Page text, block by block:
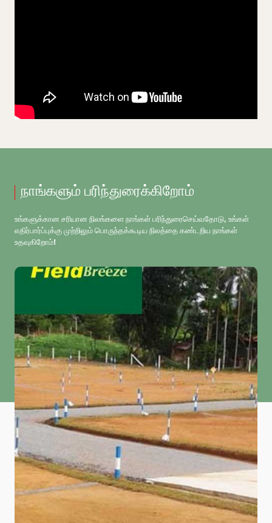
நாங்களும் பரிந்துரைக்கிறோம்
உங்களுக்கான சரியான நிலங்களை நாங்கள் பரிந்துரைசெய்வதோடு, உங்கள்
எதிர்பார்ப்புக்கு முற்றிலும் பொருந்தக்கூடிய நிலத்தை கண்டறிய நாங்கள்
உதவுகிறோம்!